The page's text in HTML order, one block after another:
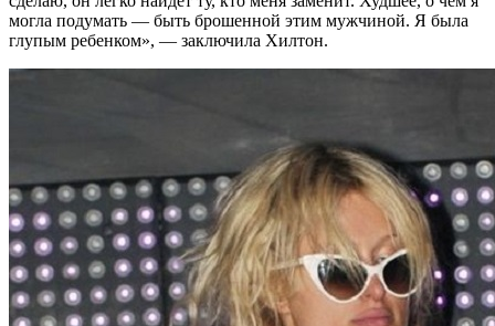
могла подумать — быть брошенной этим мужчиной. Я была
глупым ребенком», — заключила Хилтон.